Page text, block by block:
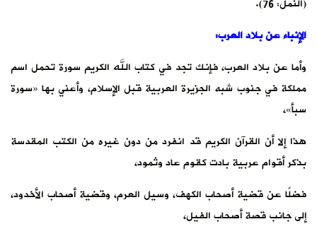
الإنباء عن بلاد العرب:
وأما عن بلاد العرب، فإنك تجد في كتاب الله الكريم سورة تحمل اسم
مملكة في جنوب شبه الجزيرة العربية قبل الإسلام، وأعني بها «سورة
سبأ»،
هذا إلا أن القرآن الكريم قد انفرد من دون غيره من الكتب المقدسة
بذكر أقوام عربية بادت كقوم عاد وثمود،
فضلًا عن قضية أصحاب الكهف، وسيل العرم، وقضية أصحاب الأخدود،
إلى جانب قصة أصحاب الفيل،